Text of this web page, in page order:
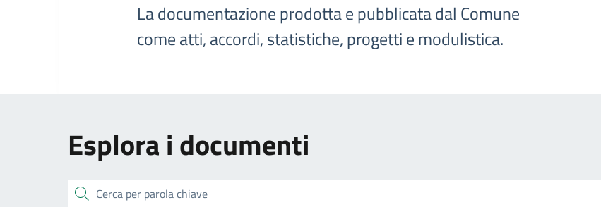
La documentazione prodotta e pubblicata dal Comune
come atti, accordi, statistiche, progetti e modulistica.
Esplora i documenti
cerca